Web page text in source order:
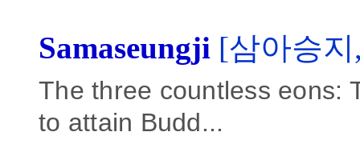
Samaseungji [삼아승
The three countless eons:
to attain Budd...